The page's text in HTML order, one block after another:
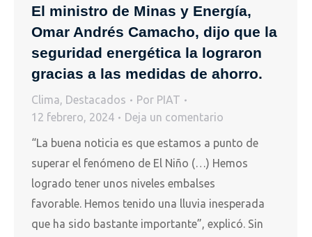
El ministro de Minas y Energía,
Omar Andrés Camacho, dijo que la
seguridad energética la lograron
gracias a las medidas de ahorro.
Clima, Destacados Por PIAT
12 febrero, 2024
Deja un comentario
“La buena noticia es que estamos a punto de
superar el fenómeno de El Niño (…) Hemos
logrado tener unos niveles embalses
favorable. Hemos tenido una lluvia inesperada
que ha sido bastante importante”, explicó. Sin